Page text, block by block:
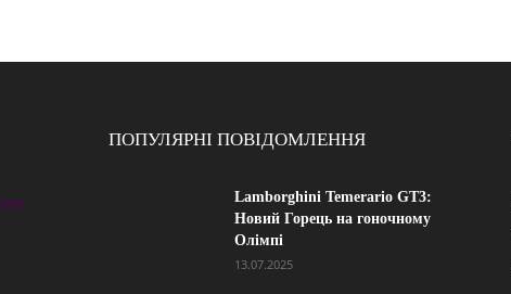
ПОПУЛЯРНІ ПОВІДОМЛЕННЯ
Lamborghini Temerario GT3:
Новий Горець на гоночному
Олімпі
13.07.2025